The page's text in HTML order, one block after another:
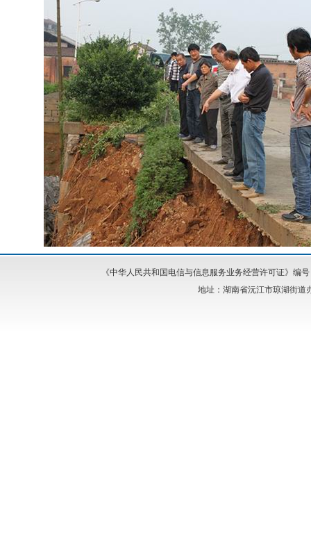
《中华人民共和国电信与信息服务业务经营许可证》编
地址：湖南省沅江市琼湖街